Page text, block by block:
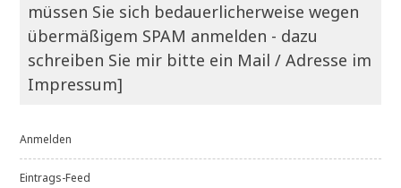
müssen Sie sich bedauerlicherweise wegen
übermäßigem SPAM anmelden - dazu
schreiben Sie mir bitte ein Mail / Adresse im
Impressum]
Anmelden
Eintrags-Feed